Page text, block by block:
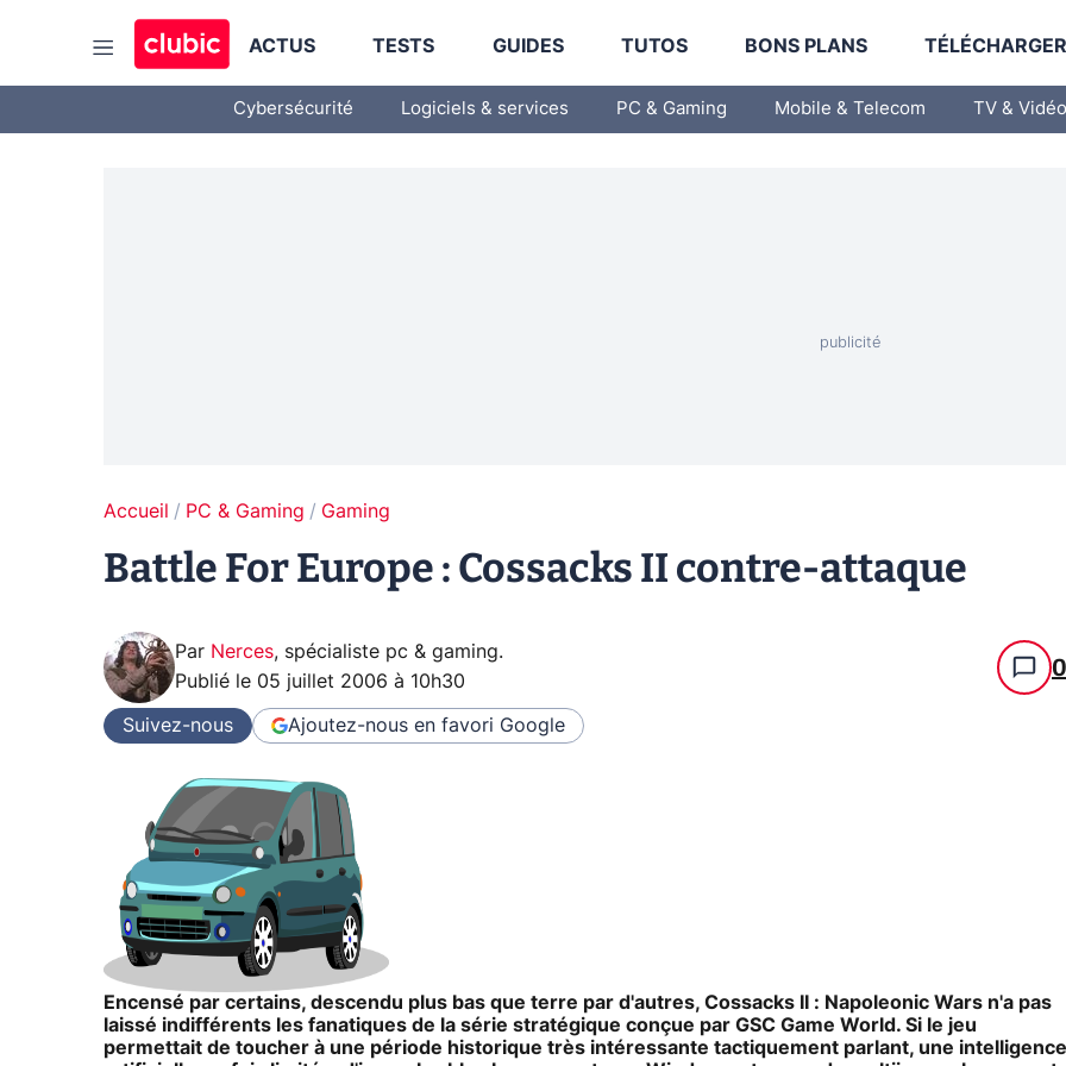
ACTUS TESTS GUIDES TUTOS BONS PLANS
Cybersécurité Logiciels & services PC & Gaming Mobile & Telecom TV & Vidéo
Accueil PC & Gaming Gaming
Battle For Europe : Cossacks II contre-attaque
Par Nerces, spécialiste pc & gaming.
Publié le 05 juillet 2006 à 10h30 0
Suivez-nous Ajoutez-nous en favori Google
Encensé par certains, descendu plus bas que terre par d'autres, Cossacks II : Napoleonic Wars n'a pas
laissé indifférents les fanatiques de la série stratégique conçue par GSC Game World. Si le jeu
permettait de toucher à une période historique très intéressante tactiquement parlant, une intelligence